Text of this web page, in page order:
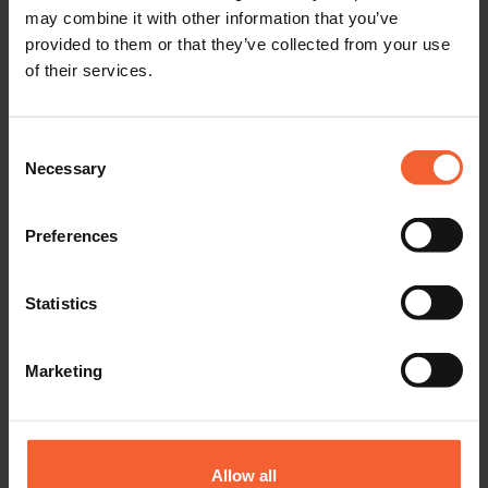
may combine it with other information that you’ve
provided to them or that they’ve collected from your use
of their services.
Selection
Necessary
Preferences
Statistics
Marketing
Allow all
Werden Sie unser Team verstärken?
Telefon oder WhatsApp unter